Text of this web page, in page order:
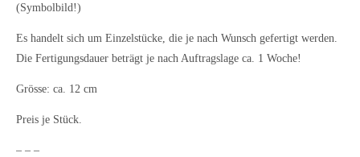
(Symbolbild!)
Es handelt sich um Einzelstücke, die je nach Wunsch gefertigt werden.
Die Fertigungsdauer beträgt je nach Auftragslage ca. 1 Woche!
Grösse: ca. 12 cm
Preis je Stück.
– – –